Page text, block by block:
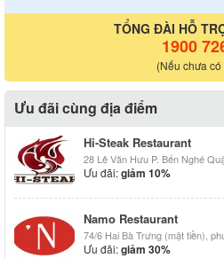
TỔNG ĐÀI HỖ
1900
(Nếu chưa có
Ưu đãi cùng địa điểm
Hi-Steak Restaurant
28 Lê Văn Hưu P. Bến Nghé
Ưu đãi:giảm 10%
Namo Restaurant
74/6 Hai Bà Trưng (mặt tiền),
Ưu đãi:giảm 30%